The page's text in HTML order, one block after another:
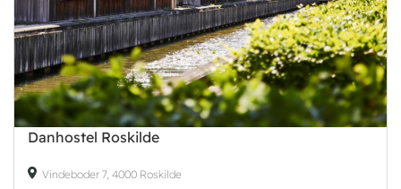
Danhostel Roskilde
Vindeboder 7, 4000 Roskilde